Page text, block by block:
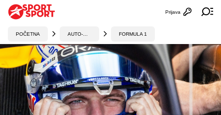
Otvori
Prijava
POČETNA FORMULA 1